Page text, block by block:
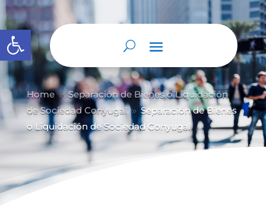
Abrir barra de herramientas
Home 9 Separación de Bienes o Liquidación
de Sociedad Conyugal 9 Separación de Bienes
o Liquidación de Sociedad Conyugal